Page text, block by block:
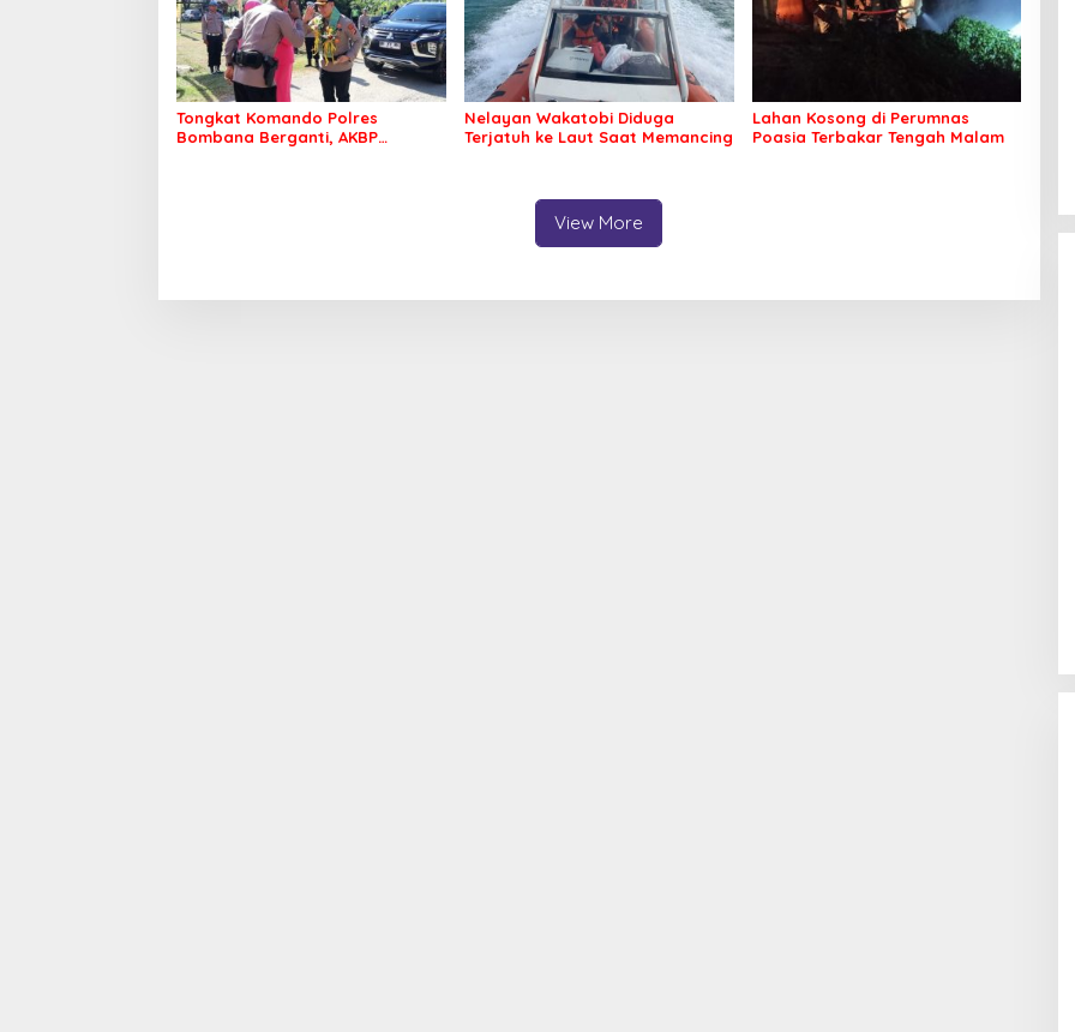
Tongkat Komando Polres
Bombana Berganti, AKBP
Nelayan Wakatobi Diduga
Terjatuh ke Laut Saat Memancing
Lahan Kosong di Perumnas
Poasia Terbakar Tengah Malam
View More